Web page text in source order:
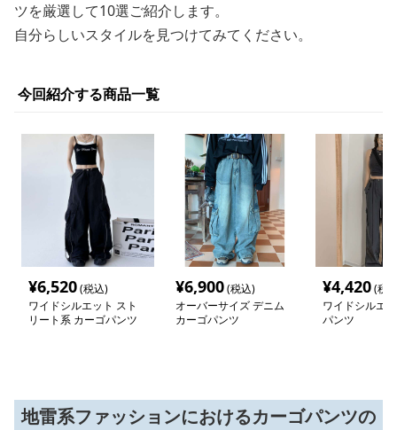
ツを厳選して10選ご紹介します。
自分らしいスタイルを見つけてみてください。
今回紹介する商品一覧
¥6,520(税込)
ワイドシルエット スト
リート系 カーゴパンツ
¥6,900(税込)
オーバーサイズ デニム
カーゴパンツ
¥4,420(税
ワイドシルエ
パンツ
地雷系ファッションにおけるカーゴパンツの